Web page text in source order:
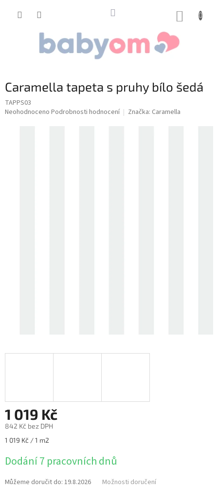
Caramella tapeta s pruhy bílo šedá
TAPPS03
Průměrné
Neohodnoceno Podrobnosti hodnocení Značka: Caramella
1 019 Kč
842 Kč bez DPH
Měrná
1 019 Kč / 1 m2
Dodání 7 pracovních dnů
Můžeme doručit do: 19.8.2026 Možnosti doručení